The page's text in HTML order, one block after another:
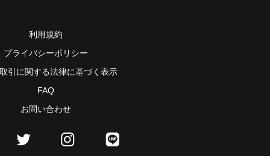
利用規約
プライバシーポリシー
引に関する法律に基づく表示
FAQ
お問い合わせ